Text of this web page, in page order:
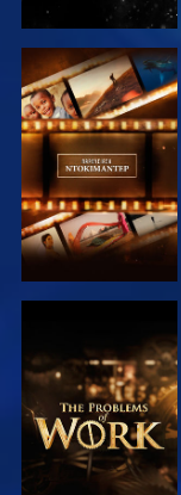
ΕΞΕΡΕΥΝΗΣΤΕ
ΤΗ ΣΕΙΡΑ
ΕΞΕΡΕΥΝΗΣΤΕ
ΤΗ ΣΕΙΡΑ